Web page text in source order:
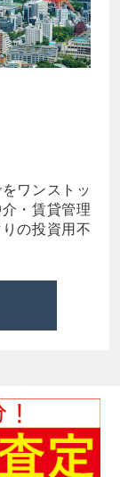
ワンストッ
・賃貸管理
の投資用不